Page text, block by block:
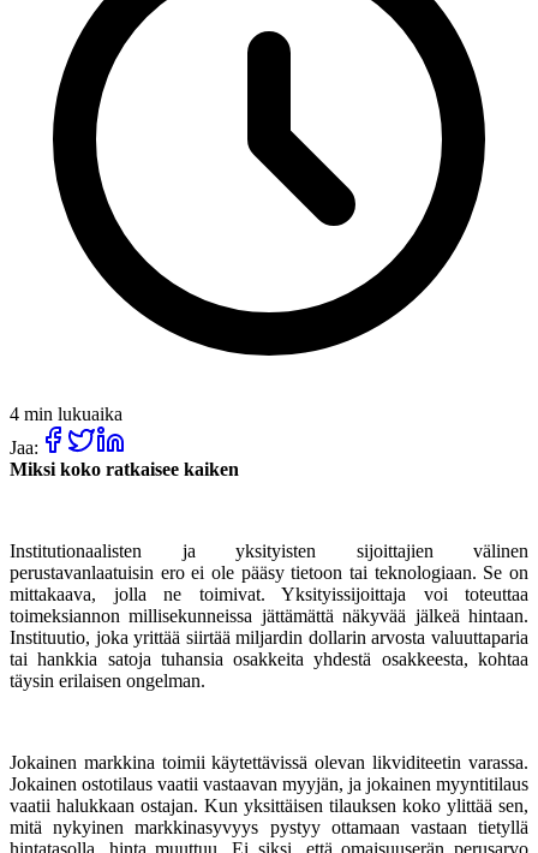
4 min lukuaika
Jaa:
Miksi koko ratkaisee kaiken
Institutionaalisten ja yksityisten sijoittajien välinen
perustavanlaatuisin ero ei ole pääsy tietoon tai teknologiaan. Se on
mittakaava, jolla ne toimivat. Yksityissijoittaja voi toteuttaa
toimeksiannon millisekunneissa jättämättä näkyvää jälkeä hintaan.
Instituutio, joka yrittää siirtää miljardin dollarin arvosta valuuttaparia
tai hankkia satoja tuhansia osakkeita yhdestä osakkeesta, kohtaa
täysin erilaisen ongelman.
Jokainen markkina toimii käytettävissä olevan likviditeetin varassa.
Jokainen ostotilaus vaatii vastaavan myyjän, ja jokainen myyntitilaus
vaatii halukkaan ostajan. Kun yksittäisen tilauksen koko ylittää sen,
mitä nykyinen markkinasyvyys pystyy ottamaan vastaan tietyllä
hintatasolla, hinta muuttuu. Ei siksi, että omaisuuserän perusarvo